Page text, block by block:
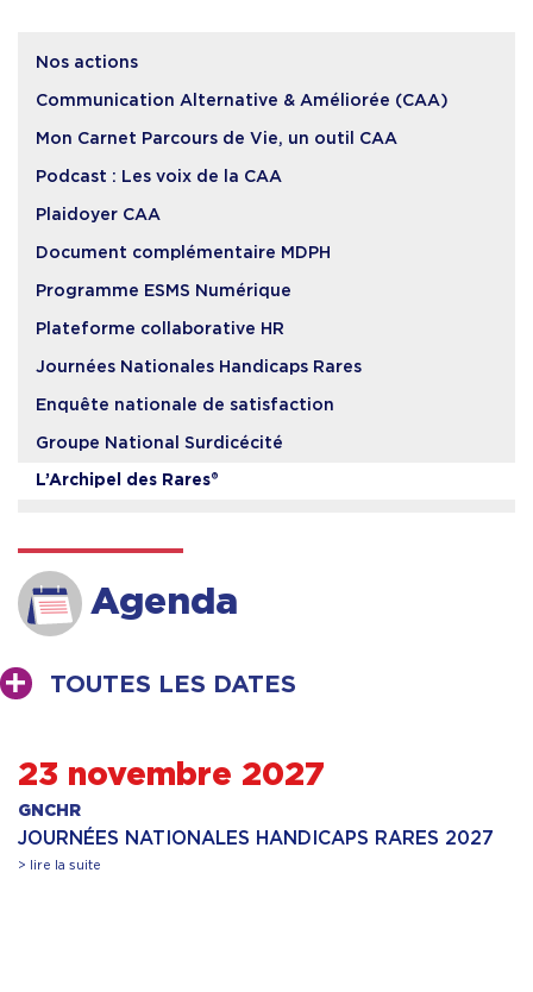
Nos actions
Communication Alternative & Améliorée (CAA)
Mon Carnet Parcours de Vie, un outil CAA
Podcast : Les voix de la CAA
Plaidoyer CAA
Document complémentaire MDPH
Programme ESMS Numérique
Plateforme collaborative HR
Journées Nationales Handicaps Rares
Enquête nationale de satisfaction
Groupe National Surdicécité
L’Archipel des Rares®
Agenda
TOUTES LES DATES
23 novembre 2027
GNCHR
JOURNÉES NATIONALES HANDICAPS RARES 2027
> lire la suite